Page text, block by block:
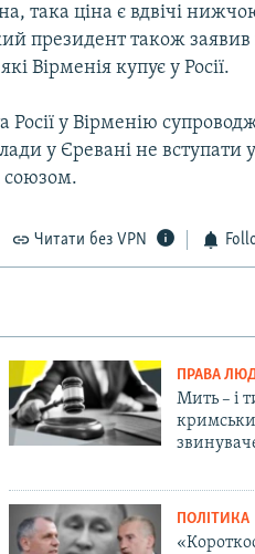
така ціна є вдвічі
президент також
Вірменія купує у Росії.
Росії у Вірменію
у Єревані не
союзом.
Читати без VPN
ПРАВА
Мить – і
ПОЛІТИКА